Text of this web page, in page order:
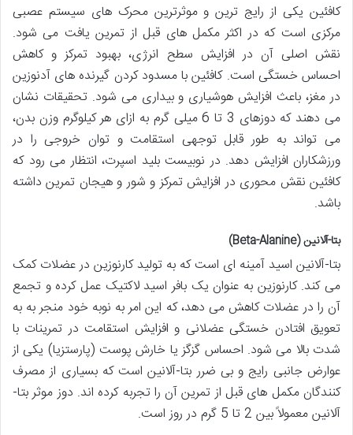
کافئین یکی از رایج ترین و موثرترین محرک های سیستم عصبی
مرکزی است که در اکثر مکمل های قبل از تمرین یافت می شود.
نقش اصلی آن در افزایش سطح انرژی، بهبود تمرکز و کاهش
احساس خستگی است. کافئین با مسدود کردن گیرنده های آدنوزین
در مغز، باعث افزایش هوشیاری و بیداری می شود. تحقیقات نشان
می دهند که دوزهای 3 تا 6 میلی گرم به ازای هر کیلوگرم وزن بدن،
می تواند به طور قابل توجهی استقامت و توان خروجی را در
ورزشکاران افزایش دهد. در نوبیست بلید اسپرت، انتظار می رود که
کافئین نقش محوری در افزایش تمرکز و شور و هیجان تمرین داشته
باشد.
بتا-آلانین (Beta-Alanine)
بتا-آلانین اسید آمینه ای است که به تولید کارنوزین در عضلات کمک
می کند. کارنوزین به عنوان یک بافر اسید لاکتیک عمل کرده و تجمع
آن را در عضلات کاهش می دهد، که این امر به نوبه خود منجر به به
تعویق افتادن خستگی عضلانی و افزایش استقامت در تمرینات با
شدت بالا می شود. احساس گزگز یا خارش پوست (پارستزیا) یکی از
عوارض جانبی رایج و بی ضرر بتا-آلانین است که بسیاری از مصرف
کنندگان مکمل های قبل از تمرین آن را تجربه کرده اند. دوز موثر بتا-
آلانین معمولاً بین 2 تا 5 گرم در روز است.